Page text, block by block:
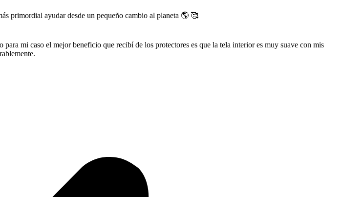
primordial ayudar desde un pequeño cambio al planeta 🌎 🥰
mi caso el mejor beneficio que recibí de los protectores es que la tela interior es muy suave con mis